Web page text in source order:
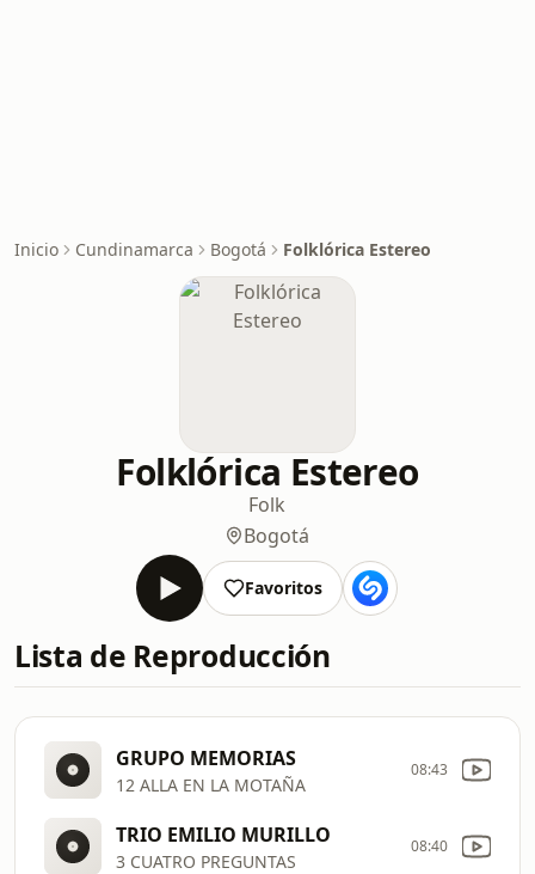
Inicio Cundinamarca Bogotá Folklórica Estereo
Folklórica Estereo
Folk
Bogotá
Favoritos
Lista de Reproducción
GRUPO MEMORIAS
12 ALLA EN LA MOTAÑA
08:43
TRIO EMILIO MURILLO
3 CUATRO PREGUNTAS
08:40